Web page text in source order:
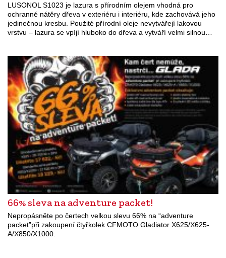
LUSONOL S1023 je lazura s přírodním olejem vhodná pro
ochranné nátěry dřeva v exteriéru i interiéru, kde zachovává jeho
jedinečnou kresbu. Použité přírodní oleje nevytvářejí lakovou
vrstvu – lazura se vpíjí hluboko do dřeva a vytváří velmi silnou…
66% sleva na adventure packet!
Nepropásněte po čertech velkou slevu 66% na “adventure
packet”při zakoupení čtyřkolek CFMOTO Gladiator X625/X625-
A/X850/X1000.